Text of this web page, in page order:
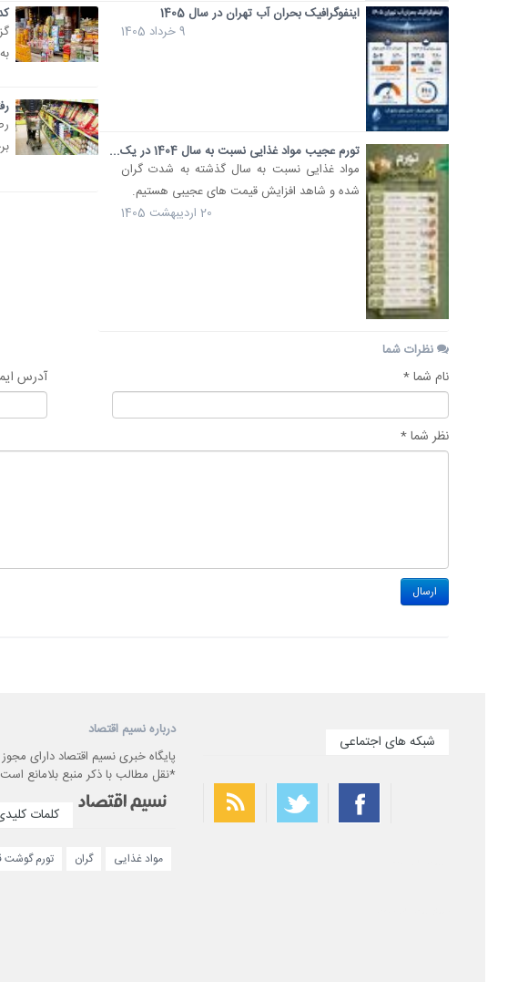
اینفوگرافیک بحران آب تهران در سال 1405
9 خرداد 1405
تورم عجیب مواد غذایی نسبت به سال 1404 در یک...
مواد غذایی نسبت به سال گذشته به شدت گران
شده و شاهد افزایش قیمت های عجیبی هستیم.
20 اردیبهشت 1405
نظرات شما
آدرس نام شما *
نظر شما *
درباره نسیم اقتصاد
پایگاه خبری نسیم اقتصاد دارای
*نقل مطالب با ذکر منبع بلامانع
کلمات
مواد غذایی گران تورم گوشت
شبکه های اجتماعی